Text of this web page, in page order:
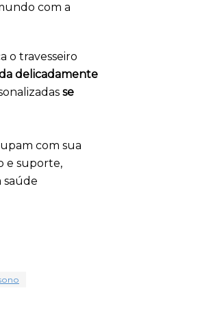
com a
o travesseiro
delicadamente
se
com sua
e suporte,
saúde